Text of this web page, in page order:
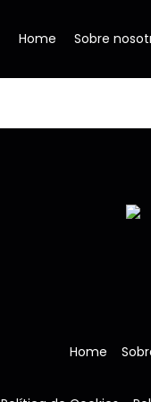
Home Sobre
Home